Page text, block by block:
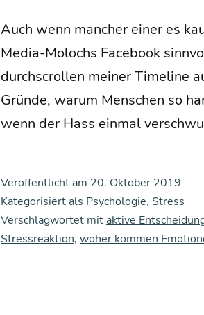
Auch wenn man­cher einer es
Media-Molochs Face­book
durch­scrol­len mei­ner Time­line
Grün­de, war­um Men­schen so
wenn der Hass ein­mal
Veröffentlicht am 20. Oktober 2019
Kategorisiert als Psychologie, Stress
Verschlagwortet mit aktive
Stressreaktion, woher kommen